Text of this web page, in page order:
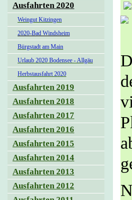
Ausfahrten 2020
Weingut Kitzingen
2020-Bad Windsheim
Bürgstadt am Main
Urlaub 2020 Bodensee - Allgäu
Herbstausfahrt 2020
Ausfahrten 2019
Ausfahrten 2018
Ausfahrten 2017
Ausfahrten 2016
Ausfahrten 2015
Ausfahrten 2014
Ausfahrten 2013
Ausfahrten 2012